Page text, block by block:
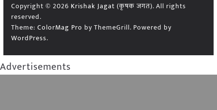
Copyright © 2026 Krishak Jagat (कृषक जगत). All rights
reserved.
Theme: ColorMag Pro by ThemeGrill. Powered by
WordPress.
Advertisements